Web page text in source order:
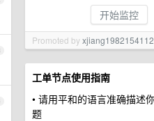
开始监控
Promoted byxjiang1982154112
工单节点使用指南
• 请用平和的语言准确描述
题